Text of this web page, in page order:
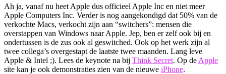
Ah ja, vanaf nu heet Apple dus officieel Apple Inc en niet meer
Apple Computers Inc. Verder is nog aangekondigd dat 50% van de
verkochte Macs, verkocht zijn aan “switchers”: mensen die
overstappen van Windows naar Apple. Jep, ben er zelf ook bij en
ondertussen is de zus ook al geswitched. Ook op het werk zijn al
twee collega’s overgestapt de laatste twee maanden. Lang leve
Apple & Intel ;). Lees de keynote na bij Think Secret. Op de Apple
site kan je ook demonstraties zien van de nieuwe iPhone.